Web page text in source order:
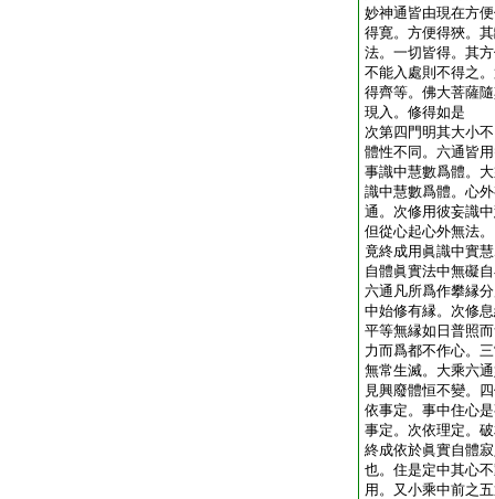
妙神通皆由現在方
得寛。方便得狹。
法。一切皆得。其
不能入處則不得之
得齊等。佛大菩薩
現入。修得如是
次第四門明其大小
體性不同。六通皆
事識中慧數爲體。
識中慧數爲體。心
通。次修用彼妄識
但從心起心外無法
竟終成用眞識中實
自體眞實法中無礙
六通凡所爲作攀縁
中始修有縁。次修
平等無縁如日普照
力而爲都不作心。
無常生滅。大乘六
見興廢體恒不變。
依事定。事中住心
事定。次依理定。
終成依於眞實自體
也。住是定中其心
用。又小乘中前之